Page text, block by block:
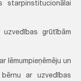
starpinstitucionālai
grūtībām
lēmumpieņēmēju un
ar uzvedības